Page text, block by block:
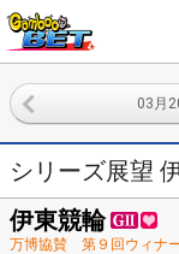
03月
シリーズ展望
伊東競輪
万博協賛 第９回ウィナ